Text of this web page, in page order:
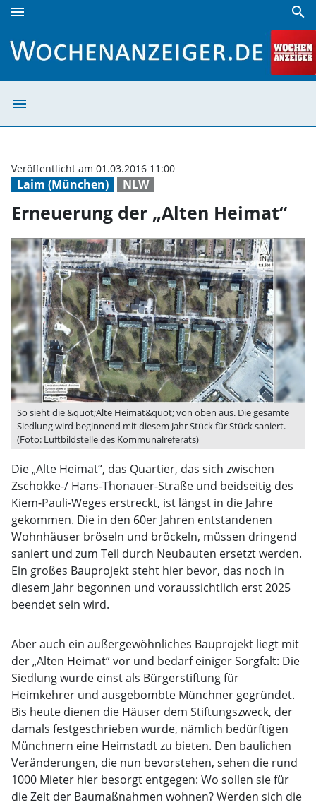
menu search
menu
Laim (München) NLW
Veröffentlicht am 01.03.2016 11:00
Erneuerung der „Alten Heimat“
So sieht die &quot;Alte Heimat&quot; von oben aus. Die gesamte
Siedlung wird beginnend mit diesem Jahr Stück für Stück saniert.
(Foto: Luftbildstelle des Kommunalreferats)
Die „Alte Heimat“, das Quartier, das sich zwischen
Zschokke-/ Hans-Thonauer-Straße und beidseitig des
Kiem-Pauli-Weges erstreckt, ist längst in die Jahre
gekommen. Die in den 60er Jahren entstandenen
Wohnhäuser bröseln und bröckeln, müssen dringend
saniert und zum Teil durch Neubauten ersetzt werden.
Ein großes Bauprojekt steht hier bevor, das noch in
diesem Jahr begonnen und voraussichtlich erst 2025
beendet sein wird.
Aber auch ein außergewöhnliches Bauprojekt liegt mit
der „Alten Heimat“ vor und bedarf einiger Sorgfalt: Die
Siedlung wurde einst als Bürgerstiftung für
Heimkehrer und ausgebombte Münchner gegründet.
Bis heute dienen die Häuser dem Stiftungszweck, der
damals festgeschrieben wurde, nämlich bedürftigen
Münchnern eine Heimstadt zu bieten. Den baulichen
Veränderungen, die nun bevorstehen, sehen die rund
1000 Mieter hier besorgt entgegen: Wo sollen sie für
die Zeit der Baumaßnahmen wohnen? Werden sich die